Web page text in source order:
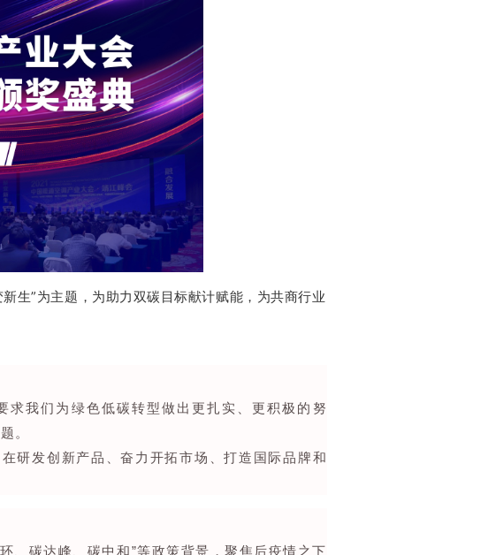
新生”为主题，为助力双碳目标献计赋能，为共商行业
求我们为绿色低碳转型做出更扎实、更积极的努
。
研发创新产品、奋力开拓市场、打造国际品牌和
、碳达峰、碳中和”等政策背景，聚焦后疫情之下